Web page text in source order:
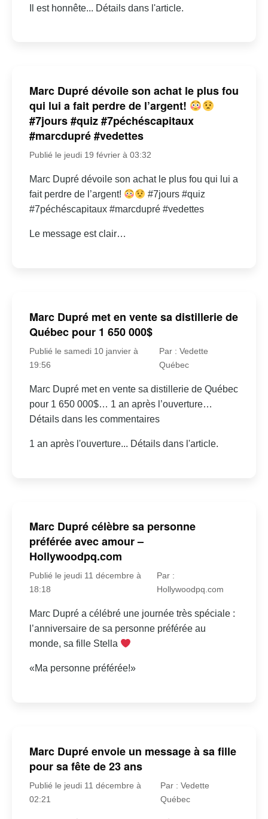
Il est honnête... Détails dans l'article.
Marc Dupré dévoile son achat le plus fou
qui lui a fait perdre de l’argent!
#7jours #quiz #7péchéscapitaux
#marcdupré #vedettes
Publié le jeudi 19 février à 03:32
Marc Dupré dévoile son achat le plus fou qui lui a
fait perdre de l’argent!
#7jours #quiz
#7péchéscapitaux #marcdupré #vedettes
Le message est clair…
Marc Dupré met en vente sa distillerie de
Québec pour 1 650 000$
Publié le samedi 10 janvier à
19:56
Par : Vedette
Québec
Marc Dupré met en vente sa distillerie de Québec
pour 1 650 000$… 1 an après l’ouverture…
Détails dans les commentaires
1 an après l'ouverture... Détails dans l'article.
Marc Dupré célèbre sa personne
préférée avec amour –
Hollywoodpq.com
Publié le jeudi 11 décembre à
18:18
Par :
Hollywoodpq.com
Marc Dupré a célébré une journée très spéciale :
l’anniversaire de sa personne préférée au
monde, sa fille Stella
«Ma personne préférée!»
Marc Dupré envoie un message à sa fille
pour sa fête de 23 ans
Publié le jeudi 11 décembre à
02:21
Par : Vedette
Québec